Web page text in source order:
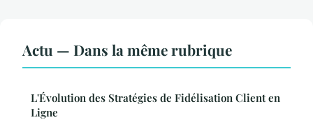
Actu — Dans la même rubrique
L'Évolution des Stratégies de Fidélisation Client en
Ligne